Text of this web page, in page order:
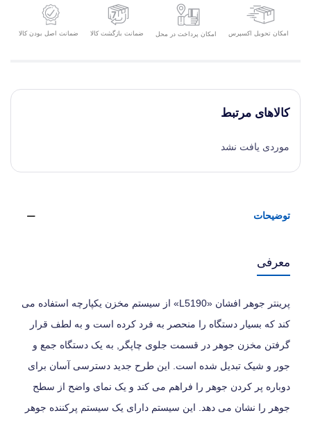
امکان تحویل اکسپرس امکان پرداخت در محل ضمانت بازگشت کالا ضمانت اصل بودن کالا
کالاهای مرتبط
موردی یافت نشد
توضیحات
معرفی
پرینتر جوهر افشان «L5190» از سیستم مخزن یکپارچه استفاده می
کند که بسیار دستگاه را منحصر به فرد کرده است و به لطف قرار
گرفتن مخزن جوهر در قسمت جلوی چاپگر, به یک دستگاه جمع و
جور و شیک تبدیل شده است. این طرح جدید دسترسی آسان برای
دوباره پر کردن جوهر را فراهم می کند و یک نمای واضح از سطح
جوهر را نشان می دهد. این سیستم دارای یک سیستم پرکننده جوهر